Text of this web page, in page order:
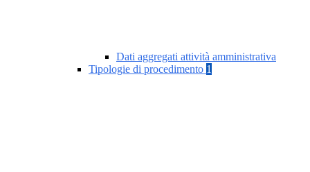
Dati aggregati attività amministrativa
Tipologie di procedimento 1